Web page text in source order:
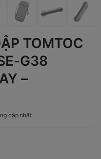
TOMTOC
G38
–
cập nhật